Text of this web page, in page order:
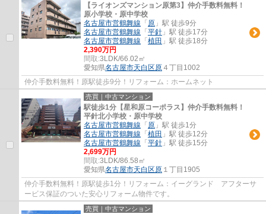
【ライオンズマンション原第3】仲介手数料無料！
原小学校・原中学校
名古屋市営鶴舞線 「 原 」駅 徒歩9分
名古屋市営鶴舞線 「 平針 」駅 徒歩17分
名古屋市営鶴舞線 「 植田 」駅 徒歩18分
2,390万円
間取:3LDK/66.02㎡
愛知県名古屋市天白区原 ４丁目1002
仲介手数料無料！原駅徒歩9分！リフォーム：ホームネット
売買｜中古マンション
駅徒歩1分【星和原コーポラス】仲介手数料無料！
平針北小学校・原中学校
名古屋市営鶴舞線 「 原 」駅 徒歩1分
名古屋市営鶴舞線 「 植田 」駅 徒歩12分
名古屋市営鶴舞線 「 平針 」駅 徒歩15分
2,699万円
間取:3LDK/86.58㎡
愛知県名古屋市天白区原 １丁目1905
仲介手数料無料！原駅徒歩1分！リフォーム：イーグランド アフターサ
ービス保証のついた安心リフォーム物件です。
売買｜中古マンション